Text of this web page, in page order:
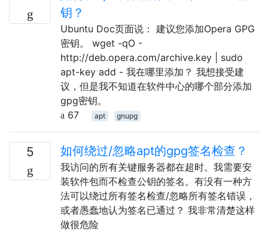
钥？
Ubuntu Doc页面说： 建议您添加Opera GPG
密钥。 wget -qO -
http://deb.opera.com/archive.key | sudo
apt-key add - 我在哪里添加？ 我想接受建
议，但是我不知道在软件中心的哪个部分添加
gpg密钥。
67
apt gnupg
5 如何绕过/忽略apt的gpg签名检查？
我访问的所有关键服务器都在超时。我需要安
装软件包而不检查公钥的签名。有没有一种方
法可以绕过所有签名检查/忽略所有签名错误，
或者愚蠢地认为签名已通过？ 我非常清楚这样
做很危险